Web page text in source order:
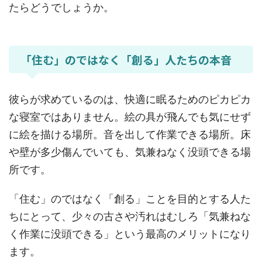
たらどうでしょうか。
「住む」のではなく「創る」人たちの本音
彼らが求めているのは、快適に眠るためのピカピカ
な寝室ではありません。絵の具が飛んでも気にせず
に絵を描ける場所。音を出して作業できる場所。床
や壁が多少傷んでいても、気兼ねなく没頭できる場
所です。
「住む」のではなく「創る」ことを目的とする人た
ちにとって、少々の古さや汚れはむしろ「気兼ねな
く作業に没頭できる」という最高のメリットになり
ます。